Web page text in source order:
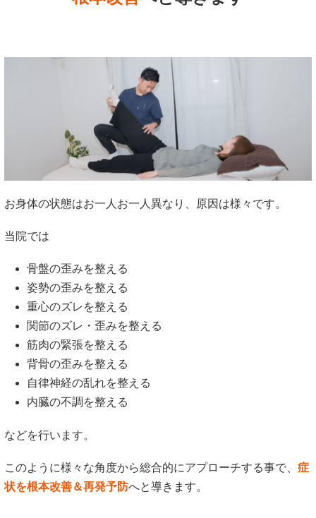
お身体の状態はお一人お一人異なり、原因は様々です。
当院では
骨盤の歪みを整える
姿勢の歪みを整える
重心のズレを整える
関節のズレ・歪みを整える
筋肉の緊張を整える
背骨の歪みを整える
自律神経の乱れを整える
内臓の不調を整える
などを行います。
このように様々な角度から総合的にアプローチする事で、 症
状を根本改善＆再発予防へと導きます。